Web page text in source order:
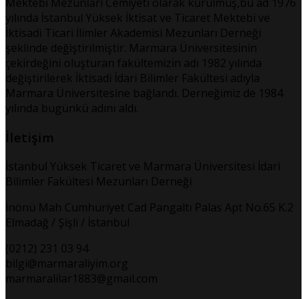
yılında İstanbul Yüksek İktisat ve Ticaret Mektebi ve
İktisadi Ticari İlimler Akademisi Mezunları Derneği
şeklinde değiştirilmiştir. Marmara Üniversitesinin
çekirdeğini oluşturan fakültemizin adı 1982 yılında
değiştirilerek İktisadi İdari Bilimler Fakültesi adıyla
Marmara Üniversitesine bağlandı. Derneğimiz de 1984
yılında bugünkü adını aldı.
İletişim
İstanbul Yüksek Ticaret ve Marmara Üniversitesi İdari
Bilimler Fakültesi Mezunları Derneği
İnönü Mah Cumhuriyet Cad Pangaltı Palas Apt No.65 K.2
Elmadağ / Şişli / İstanbul
(0212) 231 03 94
bilgi@marmaraliyim.org
marmaralilar1883@gmail.com